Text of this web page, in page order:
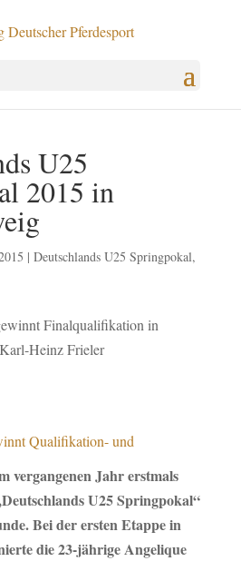
U25
2015 in
| Deutschlands U25 Springpokal,
Qualifikation- und
vergangenen Jahr erstmals
U25 Springpokal“
Bei der ersten Etappe in
die 23-jährige Angelique